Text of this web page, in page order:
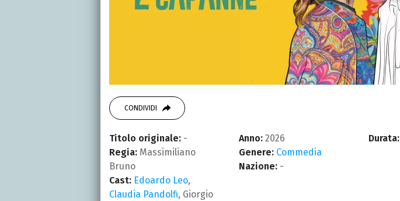
CONDIVIDI
Titolo originale: -
Regia: Massimiliano
Bruno
Cast: Edoardo Leo,
Claudia Pandolfi, Giorgio
Anno: 2026
Genere: Commedia
Nazione: -
Durata: